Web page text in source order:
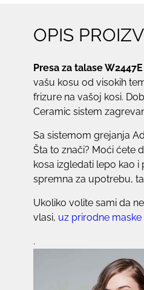
OPIS
Presa za talase W2447E
vašu kosu od visokih
frizure na vašoj kosi.
Ceramic sistem
Sa sistemom grejanja
Šta to znači? Moći ćete
kosa izgledati lepo kao i
spremna za upotrebu,
Ukoliko volite sami da
vlasi, uz prirodne maske
.